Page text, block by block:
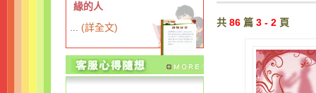
緣的人
(詳全文) 共 86 篇 3 - 2 頁